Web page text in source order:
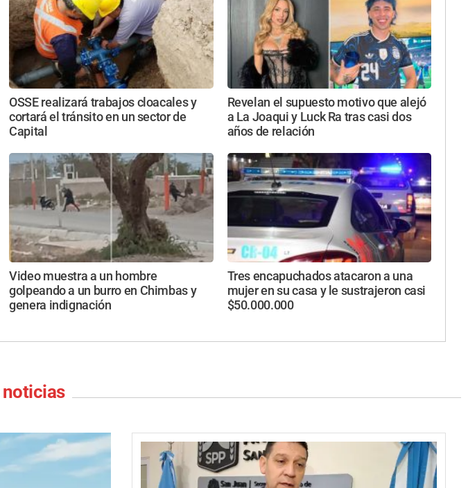
OSSE realizará trabajos cloacales y
cortará el tránsito en un sector de
Capital
Revelan el supuesto motivo que alejó
a La Joaqui y Luck Ra tras casi dos
años de relación
Video muestra a un hombre
golpeando a un burro en Chimbas y
genera indignación
Tres encapuchados atacaron a una
mujer en su casa y le sustrajeron casi
$50.000.000
noticias